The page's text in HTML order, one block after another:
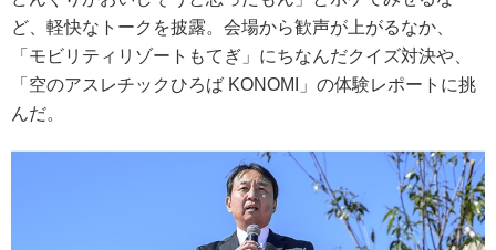
ど、軽快なトークを披露。会場から歓声が上がるなか、
「モビリティリゾートもてぎ」にちなんだクイズ対決や、
「空のアスレチックひろば KONOMI」の体験レポートに挑
んだ。